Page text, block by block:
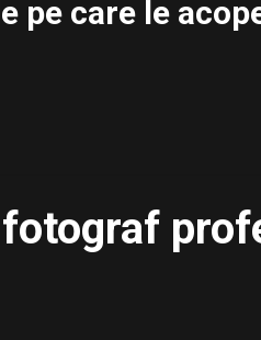
pe care le